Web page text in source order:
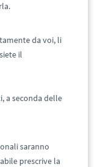
da voi, li
il
a seconda delle
saranno
prescrive la